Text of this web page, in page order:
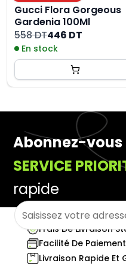
Gucci Flora Gorgeous
Gardenia 100Ml
558 DT446 DT
En stock
Abonnez-vous
SERVICE
rapide
Frais De Livraison
Facilité De
Livraison Rapide Et